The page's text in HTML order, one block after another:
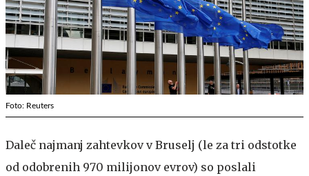
Foto: Reuters
Daleč najmanj zahtevkov v Bruselj (le za tri odstotke
od odobrenih 970 milijonov evrov) so poslali